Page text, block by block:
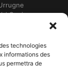
technologies
informations des
permettra de
Cenis
Valberg